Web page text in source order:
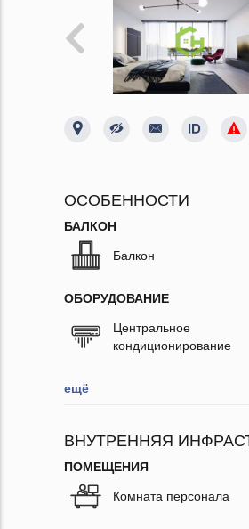
ОСОБЕННОСТИ
БАЛКОН
Балкон
ОБОРУДОВАНИЕ
Центральное
кондиционирование
ещё
ВНУТРЕННЯЯ
ПОМЕЩЕНИЯ
Комната персонала